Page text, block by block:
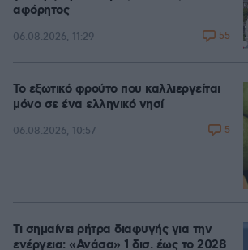
αφόρητος
06.08.2026, 11:29 55
Το εξωτικό φρούτο που καλλιεργείται
μόνο σε ένα ελληνικό νησί
06.08.2026, 10:57 5
Τι σημαίνει ρήτρα διαφυγής για την
ενέργεια: «Ανάσα» 1 δισ. έως το 2028